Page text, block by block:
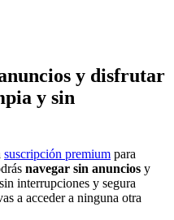
y disfrutar
y sin
suscripción premium para
navegar sin anuncios y
interrupciones y segura
a acceder a ninguna otra